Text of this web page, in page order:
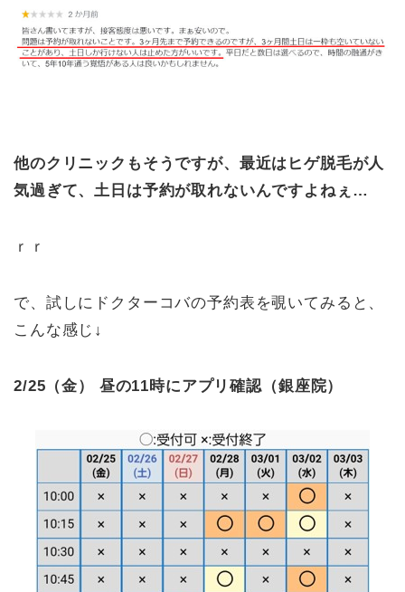
他のクリニックもそうですが、最近はヒゲ脱毛が人
気過ぎて、土日は予約が取れないんですよねぇ…
ｒｒ
で、試しにドクターコバの予約表を覗いてみると、
こんな感じ↓
2/25 （金） 昼の11 時にアプリ確認（銀座院）